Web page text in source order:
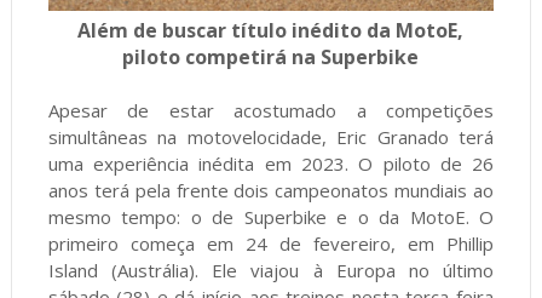
Além de buscar título inédito da MotoE,
piloto competirá na Superbike
Apesar de estar acostumado a competições
simultâneas na motovelocidade, Eric Granado terá
uma experiência inédita em 2023. O piloto de 26
anos terá pela frente dois campeonatos mundiais ao
mesmo tempo: o de Superbike e o da MotoE. O
primeiro começa em 24 de fevereiro, em Phillip
Island (Austrália). Ele viajou à Europa no último